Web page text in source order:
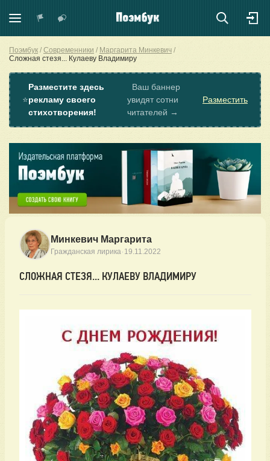
Поэмбук Современники
Маргарита Минкевич
Сложная стезя... Кулаеву Владимиру
⭐
Разместите здесь
рекламу своего
стихотворения!
Ваш баннер
увидят сотни
читателей →
Разместить
Минкевич Маргарита
Гражданская лирика· 19.11.2022
СЛОЖНАЯ СТЕЗЯ... КУЛАЕВУ ВЛАДИМИРУ